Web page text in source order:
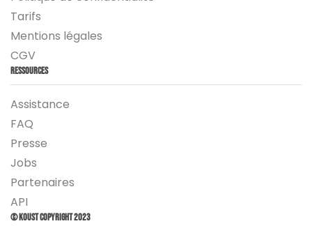
Tarifs
Mentions légales
CGV
Ressources
Assistance
FAQ
Presse
Jobs
Partenaires
API
© Koust Copyright 2023